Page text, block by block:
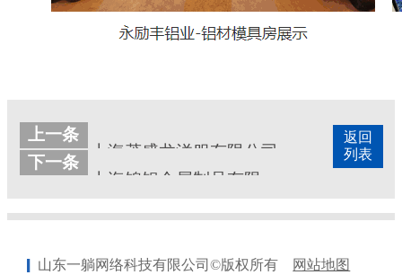
返回
列表
上一条
上海茂盛龙洋服有限公司
下一条
山东一躺网络科技有限公司©版权所有 网站地图